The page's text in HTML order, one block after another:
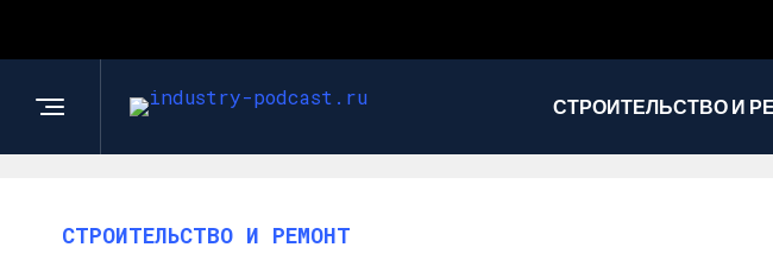
СТРОИТЕЛЬСТВО И
СТРОИТЕЛЬСТВО И РЕМОНТ